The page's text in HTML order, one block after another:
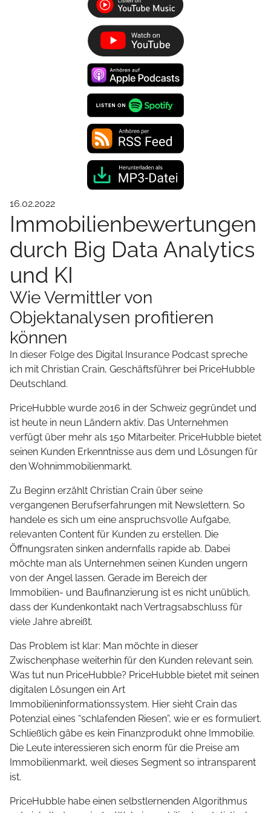
16.02.2022
Immobilienbewertungen
durch Big Data Analytics
und KI
Wie Vermittler von
Objektanalysen profitieren
können
In dieser Folge des Digital Insurance Podcast spreche
ich mit Christian Crain, Geschäftsführer bei PriceHubble
Deutschland.
PriceHubble wurde 2016 in der Schweiz gegründet und
ist heute in neun Ländern aktiv. Das Unternehmen
verfügt über mehr als 150 Mitarbeiter. PriceHubble bietet
seinen Kunden Erkenntnisse aus dem und Lösungen für
den Wohnimmobilienmarkt.
Zu Beginn erzählt Christian Crain über seine
vergangenen Berufserfahrungen mit Newslettern. So
handele es sich um eine anspruchsvolle Aufgabe,
relevanten Content für Kunden zu erstellen. Die
Öffnungsraten sinken andernfalls rapide ab. Dabei
möchte man als Unternehmen seinen Kunden ungern
von der Angel lassen. Gerade im Bereich der
Immobilien- und Baufinanzierung ist es nicht unüblich,
dass der Kundenkontakt nach Vertragsabschluss für
viele Jahre abreißt.
Das Problem ist klar: Man möchte in dieser
Zwischenphase weiterhin für den Kunden relevant sein.
Was tut nun PriceHubble? PriceHubble bietet mit seinen
digitalen Lösungen ein Art
Immobilieninformationssystem. Hier sieht Crain das
Potenzial eines “schlafenden Riesen”, wie er es formuliert.
Schließlich gäbe es kein Finanzprodukt ohne Immobilie.
Die Leute interessieren sich enorm für die Preise am
Immobilienmarkt, weil dieses Segment so intransparent
ist.
PriceHubble habe einen selbstlernenden Algorithmus